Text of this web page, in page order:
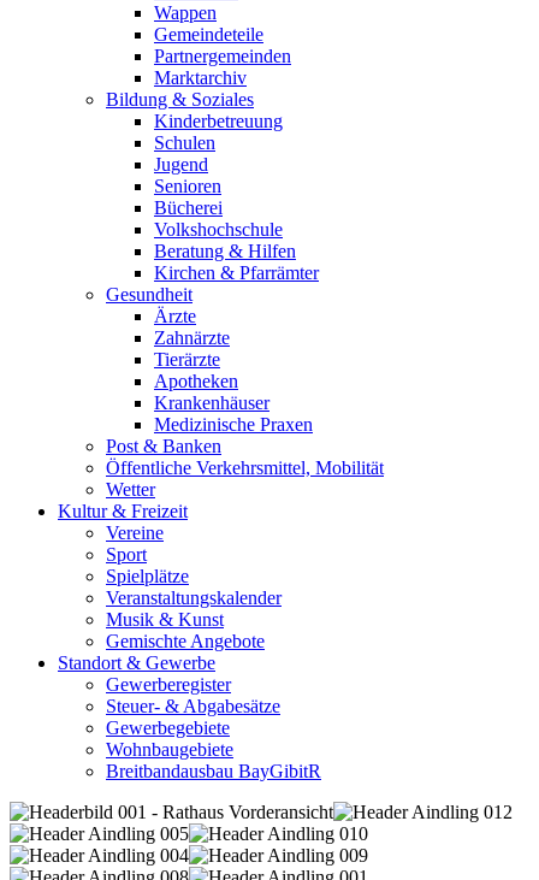
Wappen
Gemeindeteile
Partnergemeinden
Marktarchiv
Bildung & Soziales
Kinderbetreuung
Schulen
Jugend
Senioren
Bücherei
Volkshochschule
Beratung & Hilfen
Kirchen & Pfarrämter
Gesundheit
Ärzte
Zahnärzte
Tierärzte
Apotheken
Krankenhäuser
Medizinische Praxen
Post & Banken
Öffentliche Verkehrsmittel, Mobilität
Wetter
Kultur & Freizeit
Vereine
Sport
Spielplätze
Veranstaltungskalender
Musik & Kunst
Gemischte Angebote
Standort & Gewerbe
Gewerberegister
Steuer- & Abgabesätze
Gewerbegebiete
Wohnbaugebiete
Breitbandausbau BayGibitR